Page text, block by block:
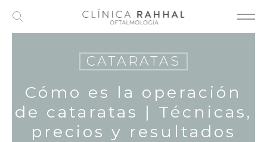
CATARATAS
Cómo es la operación
de cataratas | Técnicas,
precios y resultados